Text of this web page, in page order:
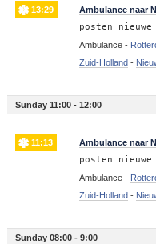
13:29 Ambulance naar
posten
Ambulance -
Zuid-Holland-
Sunday 11:00 - 12:00
11:13 Ambulance naar
posten
Ambulance -
Zuid-Holland-
Sunday 08:00 - 9:00